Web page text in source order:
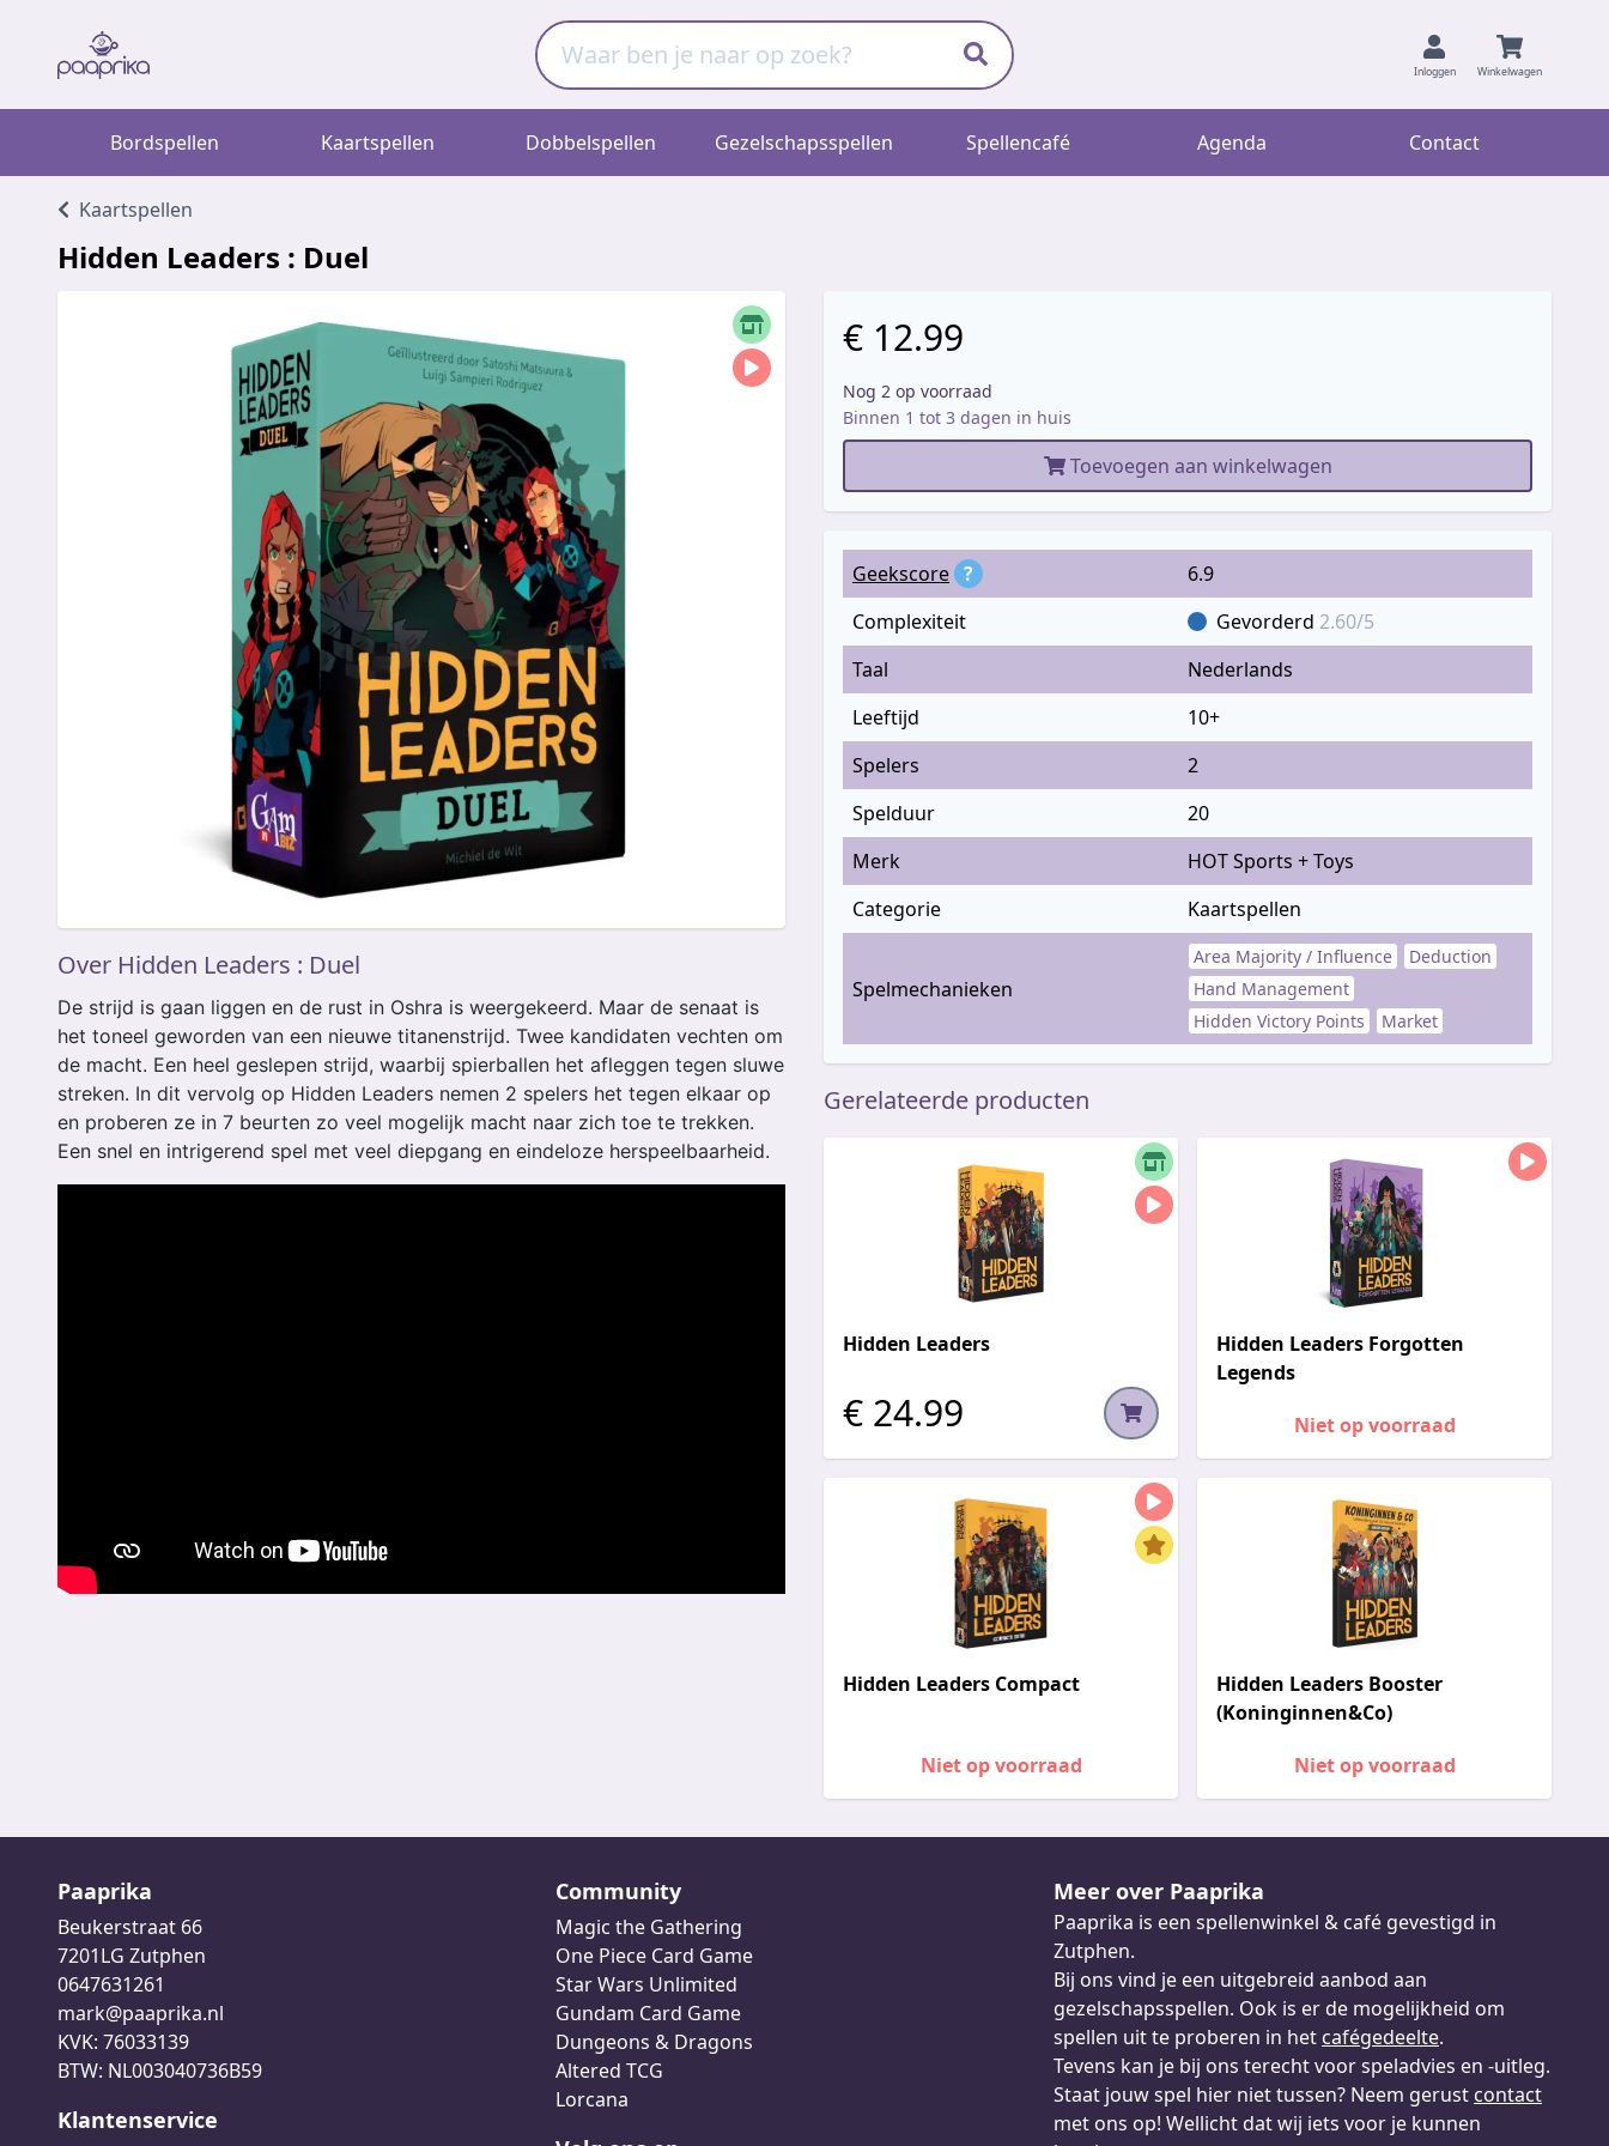
Inloggen Winkelwagen
Bordspellen Kaartspellen Dobbelspellen Gezelschapsspellen Spellencafé Agenda Contact
Kaartspellen
Hidden Leaders : Duel
Over Hidden Leaders : Duel
De strijd is gaan liggen en de rust in Oshra is weergekeerd. Maar de senaat is
het toneel geworden van een nieuwe titanenstrijd. Twee kandidaten vechten om
de macht. Een heel geslepen strijd, waarbij spierballen het afleggen tegen sluwe
streken. In dit vervolg op Hidden Leaders nemen 2 spelers het tegen elkaar op
en proberen ze in 7 beurten zo veel mogelijk macht naar zich toe te trekken.
Een snel en intrigerend spel met veel diepgang en eindeloze herspeelbaarheid.
€ 12.99
Nog 2 op voorraad
Binnen 1 tot 3 dagen in huis
Toevoegen aan winkelwagen
Geekscore ?
6.9
Complexiteit
Gevorderd 2.60/5
Taal
Nederlands
Leeftijd
10+
Spelers
2
Spelduur
20
Merk
HOT Sports + Toys
Categorie
Kaartspellen
Spelmechanieken
Area Majority / Influence
Deduction
Hand Management
Hidden Victory Points
Market
Gerelateerde producten
Hidden Leaders
€ 24.99
Hidden Leaders Forgotten
Legends
Niet op voorraad
Hidden Leaders Compact
Niet op voorraad
Hidden Leaders Booster
(Koninginnen&Co)
Niet op voorraad
Paaprika
Beukerstraat 66
7201LG Zutphen
0647631261
mark@paaprika.nl
KVK: 76033139
BTW: NL003040736B59
Klantenservice
Community
Magic the Gathering
One Piece Card Game
Star Wars Unlimited
Gundam Card Game
Dungeons & Dragons
Altered TCG
Lorcana
Meer over Paaprika
Paaprika is een spellenwinkel & café gevestigd in
Zutphen.
Bij ons vind je een uitgebreid aanbod aan
gezelschapsspellen. Ook is er de mogelijkheid om
spellen uit te proberen in het cafégedeelte.
Tevens kan je bij ons terecht voor speladvies en -uitleg.
Staat jouw spel hier niet tussen? Neem gerust contact
met ons op! Wellicht dat wij iets voor je kunnen